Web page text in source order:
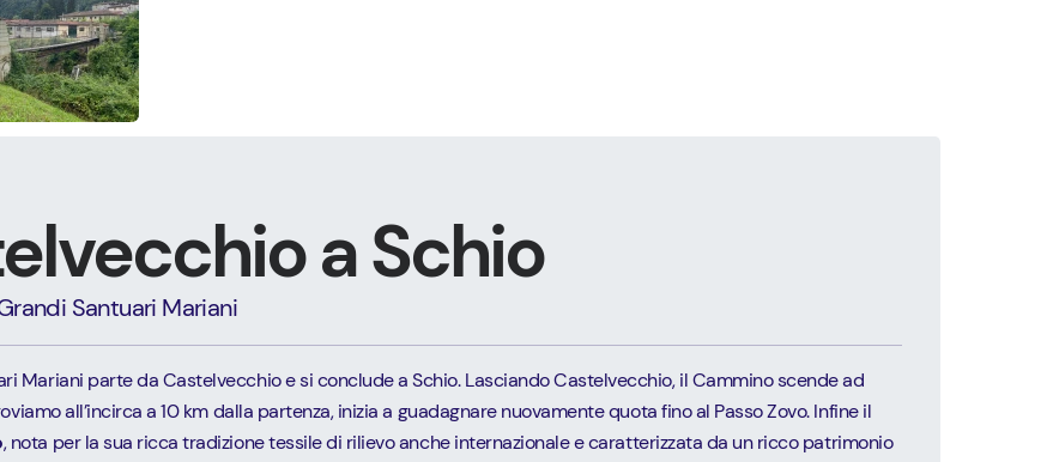
a Schio
Santuari Mariani
Mariani parte da Castelvecchio e si conclude a Schio. Lasciando Castelvecchio, il Cammino scende ad
all’incirca a 10 km dalla partenza, inizia a guadagnare nuovamente quota fino al Passo Zovo. Infine il
, nota per la sua ricca tradizione tessile di rilievo anche internazionale e caratterizzata da un ricco patrimonio